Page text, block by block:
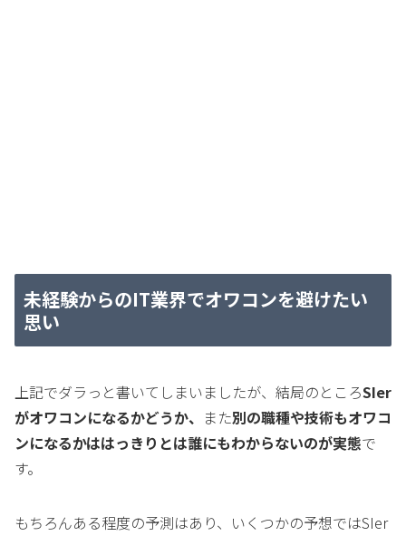
未経験からのIT業界でオワコンを避けたい
思い
上記でダラっと書いてしまいましたが、結局のところSIer
がオワコンになるかどうか、 また別の職種や技術もオワコ
ンになるかははっきりとは誰にもわからないのが実態で
す。
もちろんある程度の予測はあり、いくつかの予想ではSIer